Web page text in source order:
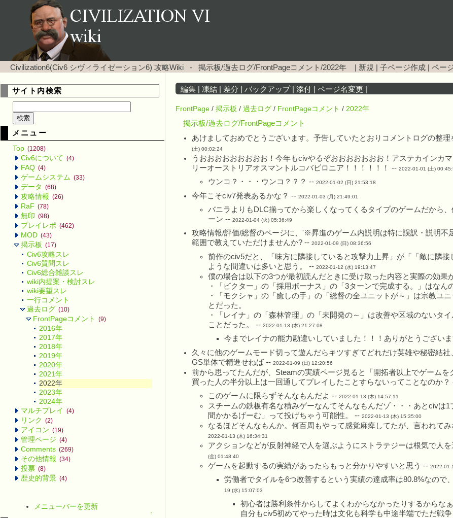
Civilization6(Civ6 シヴィライゼーション6) 攻略Wiki - 掲示板/過去ログ/FrontPageコメント/2022年 新規 子ページ作成 ペー
サイト内検索
メニュー
Top (1208)
Civ6について (4)
FAQ (4)
ゲームシステム (33)
データ (68)
攻略情報 (26)
RaF (78)
無印 (98)
プレイレポ (462)
MOD (43)
掲示板 (17)
Civ6攻略スレ
Civ6質問スレ
Civ6総合雑談スレ
wiki内提案・検討スレ
wiki要望スレ
一行コメント
過去ログ (10)
FrontPageコメント (9)
2016年
2017年
2018年
2019年
2020年
2021年
2022年
2023年
2024年
マルチプレイ (4)
リンク (2)
アイコン (19)
管理ページ (4)
Comments (269)
その他情報 (34)
投票 (8)
歴史的背景 (4)
メニューバーを更新
↑
編集 凍結 差分 バックアップ| 添付 ページ名変更
FrontPage / 掲示板 / 過去ログ / FrontPageコメント / 2022年
掲示板/過去ログ/FrontPageコメント
あけましておめでとうございます。予告していたとおりコメントログの整
(土) 00:02:24
うおおおおおおおおお！今年もcivやるぞおおおおおおお！アステカインカ
リーオーストリアオスマントルコバビロニア！！！！！！ -- 2022-01-01 (土)
ウンコ？・・・ウンコ？？？ -- 2022-01-02 (日) 21:53:18
今年こそciv7発表あるかな？ -- 2022-01-03 (月) 21:49:01
バニラよりもDLC揃ってから楽しくなってくるタイプのゲームだから
ーン -- 2022-01-04 (火) 05:36:49
攻略情報/評価/総督のページに、'※昇進のゲーム内説明は特に誤訳・説明
範囲で教えていただけませんか? -- 2022-01-09 (日) 08:36:56
前作のciv5だと、「味方に隣接していると攻撃力上昇」が「「敵に隣
ような間違いは多いと思う。 -- 2022-01-12 (水) 19:13:47
僕の場合は以下の3つが最初読んだときに受け取った内容と実際の効果
・「ビクター」の「採用ボーナス」の「3ターンで完成する。」はなん
・「モクシャ」の「癒しの手」の「総督の全ユニットが～」は宗教ユ
とだった。
・「レイナ」の「森林管理」の「未開発の～」は改善や区域のないタ
ことだった。 -- 2022-01-13 (木) 21:27:08
今までレイナの能力勘違いしていました！！！ありがとうござい
久々に他のゲームモード切って遊んだらキツすぎてどれだけ英雄や秘密結
GS単体で精進せねば -- 2022-01-09 (日) 12:20:56
前から思ってたんだが、Steamの実績ページ見ると「開拓者以上でゲーム
買った人の半分以上は一回通してプレイしたことすらないってことなのか？
このゲームに限らずそんなもんだよ -- 2022-01-13 (木) 14:57:11
スチームの鉄板有名な積みゲーなんてそんなもんだゾ・・・あとcivは
間かかるげーむ」って投げちゃう可能性。 -- 2022-01-13 (木) 15:35:00
なるほどそんなもんか。何百周もやって感覚麻痺してたが、言われて
2022-01-13 (木) 16:34:31
アクションなどが反射神経で人を選ぶようにストラテジーは根気で人
(金) 01:48:40
ゲームを起動するの実績があったらもっと分かりやすいと思う -- 2022-01-
労働者でタイルを6つ改善するという実績の達成率は80.8%なの
19 (水) 15:07:03
初心者は勝利条件からしてよくわからなかったりするからなぁ
自分もciv5初めてやった時は文化も科学も中途半端でただ戦